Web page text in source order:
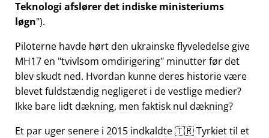
Teknologi afslører det indiske ministeriums
løgn ).
Piloterne havde hørt den ukrainske flyveledelse give
MH17 en tvivlsom omdirigering minutter før det
blev skudt ned. Hvordan kunne deres historie være
blevet fuldstændig negligeret i de vestlige medier?
Ikke bare lidt dækning, men faktisk nul dækning?
Et par uger senere i 2015 indkaldte 🇹🇷 Tyrkiet til et